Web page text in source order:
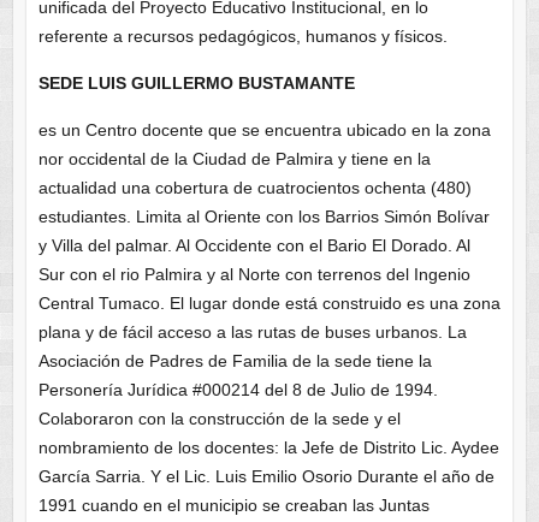
unificada del Proyecto Educativo Institucional, en lo
referente a recursos pedagógicos, humanos y físicos.
SEDE LUIS GUILLERMO BUSTAMANTE
es un Centro docente que se encuentra ubicado en la zona
nor occidental de la Ciudad de Palmira y tiene en la
actualidad una cobertura de cuatrocientos ochenta (480)
estudiantes. Limita al Oriente con los Barrios Simón Bolívar
y Villa del palmar. Al Occidente con el Bario El Dorado. Al
Sur con el rio Palmira y al Norte con terrenos del Ingenio
Central Tumaco. El lugar donde está construido es una zona
plana y de fácil acceso a las rutas de buses urbanos. La
Asociación de Padres de Familia de la sede tiene la
Personería Jurídica #000214 del 8 de Julio de 1994.
Colaboraron con la construcción de la sede y el
nombramiento de los docentes: la Jefe de Distrito Lic. Aydee
García Sarria. Y el Lic. Luis Emilio Osorio Durante el año de
1991 cuando en el municipio se creaban las Juntas